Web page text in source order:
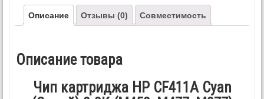
Описание Отзывы (0) Совместимость
Описание товара
Чип картриджа HP CF411A Cyan